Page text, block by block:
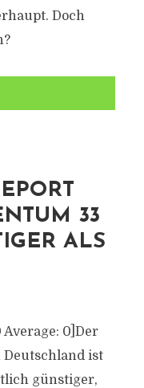
Doch
33
ALS
0]Der
ist
günstiger,